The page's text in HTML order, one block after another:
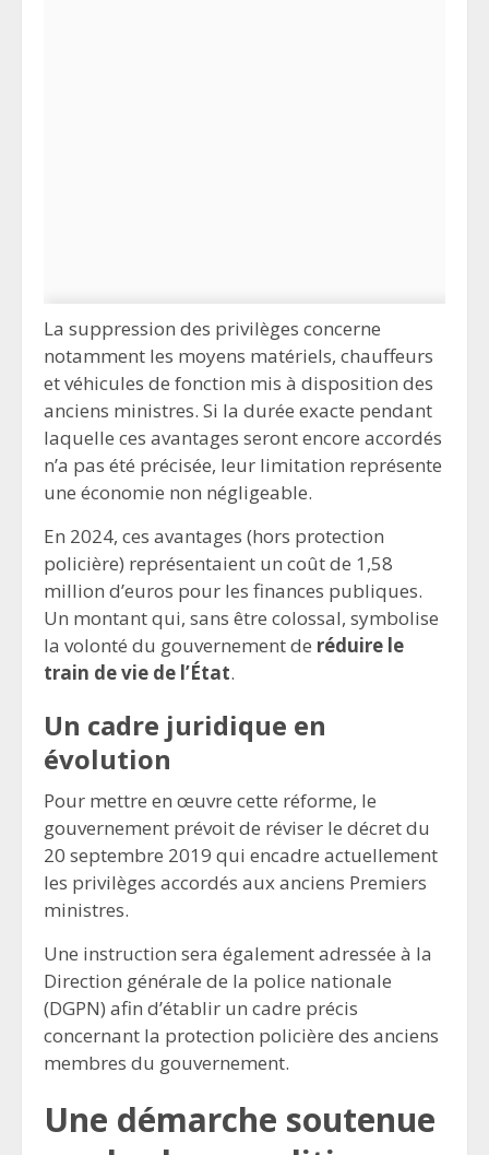
La suppression des privilèges concerne
notamment les moyens matériels, chauffeurs
et véhicules de fonction mis à disposition des
anciens ministres. Si la durée exacte pendant
laquelle ces avantages seront encore accordés
n’a pas été précisée, leur limitation représente
une économie non négligeable.
En 2024, ces avantages (hors protection
policière) représentaient un coût de 1,58
million d’euros pour les finances publiques.
Un montant qui, sans être colossal, symbolise
la volonté du gouvernement de réduire le
train de vie de l’État.
Un cadre juridique en
évolution
Pour mettre en œuvre cette réforme, le
gouvernement prévoit de réviser le décret du
20 septembre 2019 qui encadre actuellement
les privilèges accordés aux anciens Premiers
ministres.
Une instruction sera également adressée à la
Direction générale de la police nationale
(DGPN) afin d’établir un cadre précis
concernant la protection policière des anciens
membres du gouvernement.
Une démarche soutenue